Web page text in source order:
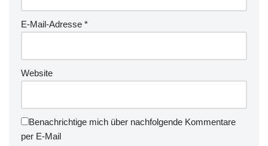
E-Mail-Adresse *
Website
Benachrichtige mich über nachfolgende Kommentare
per E-Mail